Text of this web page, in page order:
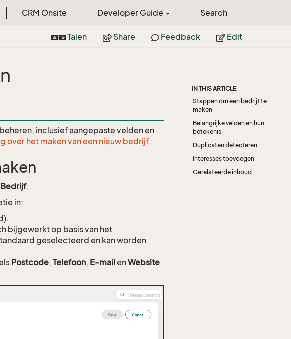
CRM Onsite Developer Guide Search
Talen Share Feedback Edit
inclusief aangepaste velden en
over het maken van een nieuw bedrijf.
Bedrijf.
in:
bijgewerkt op basis van het
geselecteerd en kan worden
Postcode, Telefoon, E-mail enWebsite.
IN THIS ARTICLE
Stappen om een bedrijf te
maken
Belangrijke velden en hun
betekenis
Duplicaten detecteren
Interesses toevoegen
Gerelateerde inhoud